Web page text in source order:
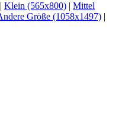
| Klein (565x800) | Mittel
Größe (1058x1497) |